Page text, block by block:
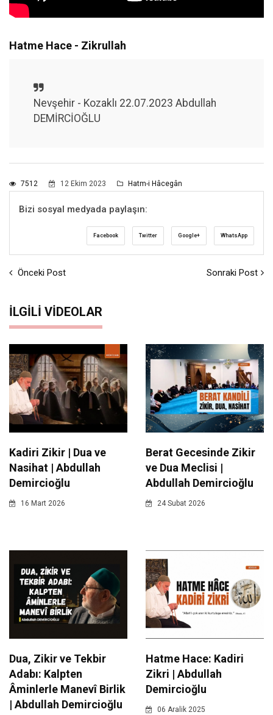
Hatme Hace - Zikrullah
Nevşehir - Kozaklı 22.07.2023 Abdullah
DEMİRCİOĞLU
7512 12 Ekim 2023 Hatm-i Hâcegân
Bizi sosyal medyada paylaşın:
Facebook Twitter Google+ WhatsApp
Önceki Post Sonraki Post
İLGILI VIDEOLAR
Kadiri Zikir | Dua ve
Nasihat | Abdullah
Demircioğlu
16 Mart 2026
Berat Gecesinde Zikir
ve Dua Meclisi |
Abdullah Demircioğlu
24 Subat 2026
Dua, Zikir ve Tekbir
Adabı: Kalpten
Âminlerle Manevî Birlik
| Abdullah Demircioğlu
Hatme Hace: Kadiri
Zikri | Abdullah
Demircioğlu
06 Aralik 2025